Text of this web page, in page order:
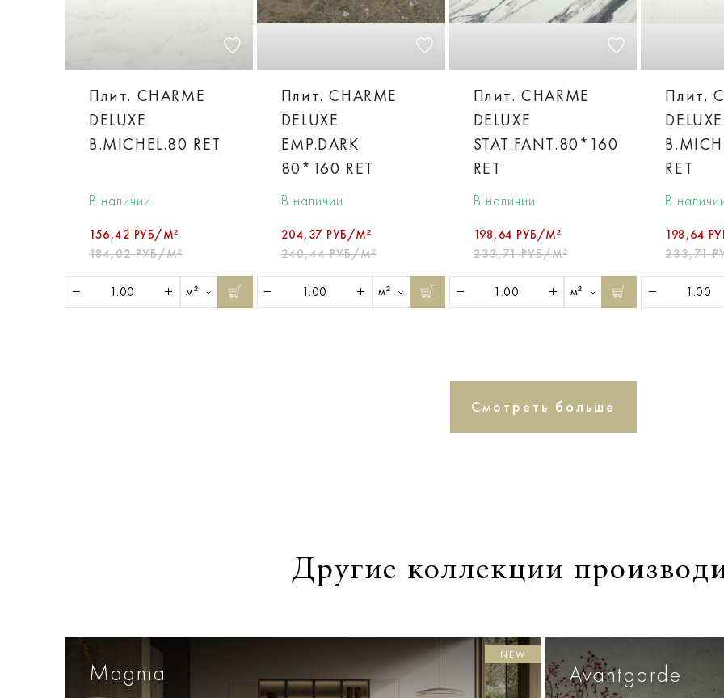
Плит. CHARME
DELUXE
B.MICHEL.80 RET
В наличии
156,42 РУБ/М²
184,02 РУБ/М²
м²
Плит. CHARME
DELUXE
EMP.DARK
80*160 RET
В наличии
204,37 РУБ/М²
240,44 РУБ/М²
м²
Плит. CHARME
DELUXE
STAT.FANT.80*160
RET
В наличии
198,64 РУБ/М²
233,71 РУБ/М²
м²
Плит.
DELUXE
RET
В
198,64
233,71
Смотреть больше
Другие коллекции
Magma
NEW
Avantgarde